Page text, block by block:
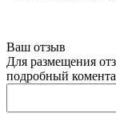
Ваш отзыв
Для размещения
подробный